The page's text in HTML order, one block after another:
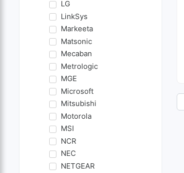
LG
LinkSys
Markeeta
Matsonic
Mecaban
Metrologic
MGE
Microsoft
Mitsubishi
Motorola
MSI
NCR
NEC
NETGEAR